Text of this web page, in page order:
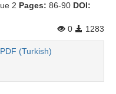
2 Pages: 86-90 DOI:
0
1283
PDF (Turkish)